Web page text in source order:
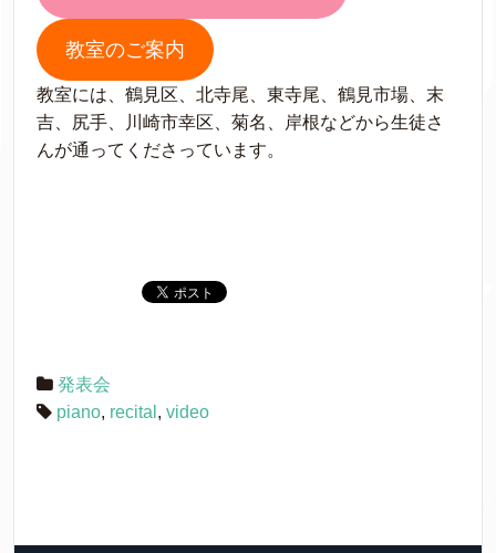
教室のご案内
教室には、鶴見区、北寺尾、東寺尾、鶴見市場、末
吉、尻手、川崎市幸区、菊名、岸根などから生徒さ
んが通ってくださっています。
発表会
piano, recital , video